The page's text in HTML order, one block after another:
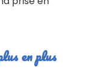
en plus